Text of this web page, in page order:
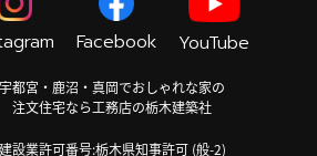
Facebook YouTube
宇都宮・鹿沼・真岡でおしゃれな家の
注文住宅なら工務店の栃木建築社
建設業許可番号:栃木県知事許可 (般-2)